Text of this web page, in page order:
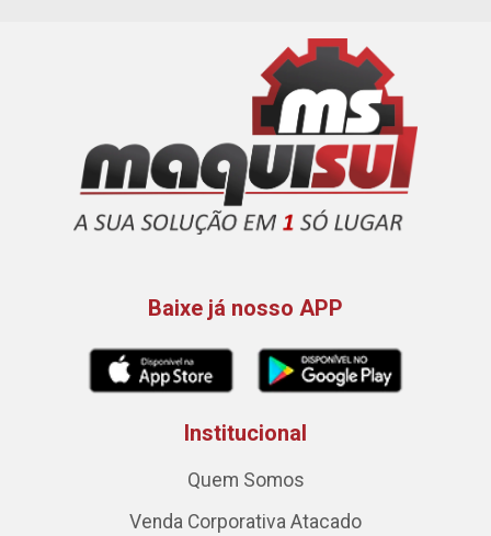
Baixe já nosso APP
Institucional
Quem Somos
Venda Corporativa Atacado